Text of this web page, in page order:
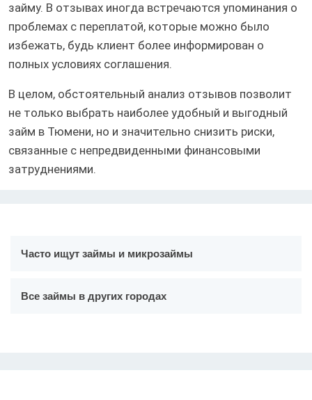
займу. В отзывах иногда встречаются упоминания о
проблемах с переплатой, которые можно было
избежать, будь клиент более информирован о
полных условиях соглашения.
В целом, обстоятельный анализ отзывов позволит
не только выбрать наиболее удобный и выгодный
займ в Тюмени, но и значительно снизить риски,
связанные с непредвиденными финансовыми
затруднениями.
Часто ищут займы и микрозаймы
Все займы в других городах